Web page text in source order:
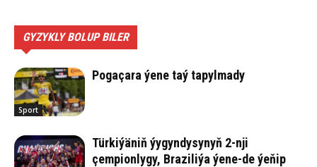
GYZYKLY BOLUP BILER
Sport
Pogaçara ýene taý tapylmady
Türkiýäniň ýygyndysynyň 2-nji
çempionlygy, Braziliýa ýene-de ýeňip